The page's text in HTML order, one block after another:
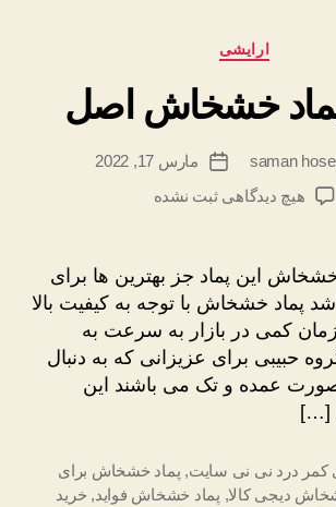
دسته‌ها
ارایشی
خشخاش اصل
saman
تاریخمارس 17, 2022
هیچ دیدگاهیبرای
خشخاش
ثبت نشده
این پماد جز بهترین ها برای
پماد خشخاش با توجه به کیفیت بالا
کمی در بازار به سرعت به
حبیبی برای عزیزانی که به دنبال
صورت عمده و تک می باشند این
[…]
کمر درد نی نی سایت, پماد خشخاش برای
دیجی کالا, پماد خشخاش فواید, خرید